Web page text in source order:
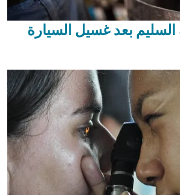
السليم بعد غسيل السيارة